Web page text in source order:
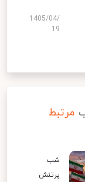
1405/04/
19
مرتبط
شب
پرتنش